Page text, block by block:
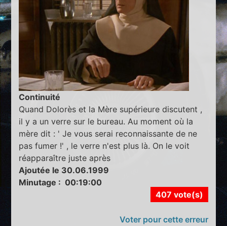
Continuité
Quand Dolorès et la Mère supérieure discutent ,
il y a un verre sur le bureau. Au moment où la
mère dit : ' Je vous serai reconnaissante de ne
pas fumer !' , le verre n'est plus là. On le voit
réapparaître juste après
Ajoutée le 30.06.1999
Minutage : 00:19:00
407 vote(s)
Voter pour cette erreur